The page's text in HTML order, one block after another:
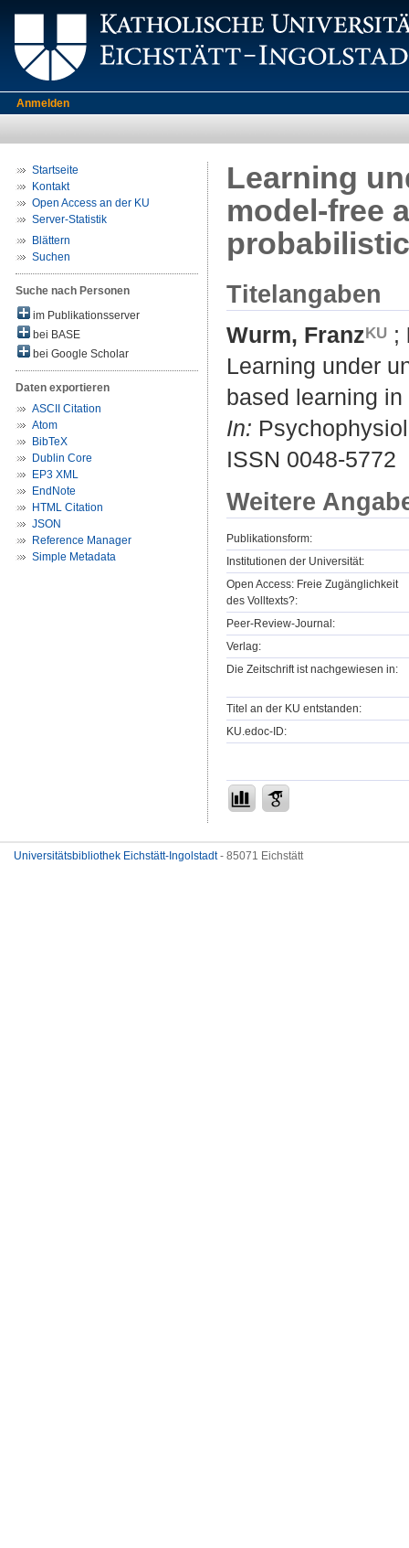
Anmelden
Startseite
Kontakt
Open Access an der KU
Server-Statistik
Blättern
Suchen
Suche nach Personen
im Publikationsserver
bei BASE
bei Google Scholar
Daten exportieren
ASCII Citation
Atom
BibTeX
Dublin Core
EP3 XML
EndNote
HTML Citation
JSON
Reference Manager
Simple Metadata
Learning
model-free
Titelangaben
Wurm, Franz ;
Learning under
based learning
In:
ISSN 0048-5772
Weitere
Publikationsform:
Institutionen der Universität:
Open Access: Freie Zugänglichkeit
des Volltexts?:
Peer-Review-Journal:
Verlag:
Die Zeitschrift ist nachgewiesen in:
Titel an der KU entstanden:
KU.edoc-ID:
Universitätsbibliothek Eichstätt-Ingolstadt- 85071 Eichstätt